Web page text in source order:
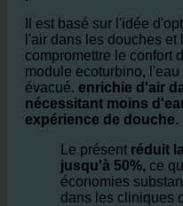
Il est basé sur l'idée
l'air dans les douches et
compromettre le confort
module ecoturbino,
évacué. enrichie d'air
nécessitant moins
expérience de douche.
Le présent réduit
jusqu'à 50%, ce
économies
dans les cliniques